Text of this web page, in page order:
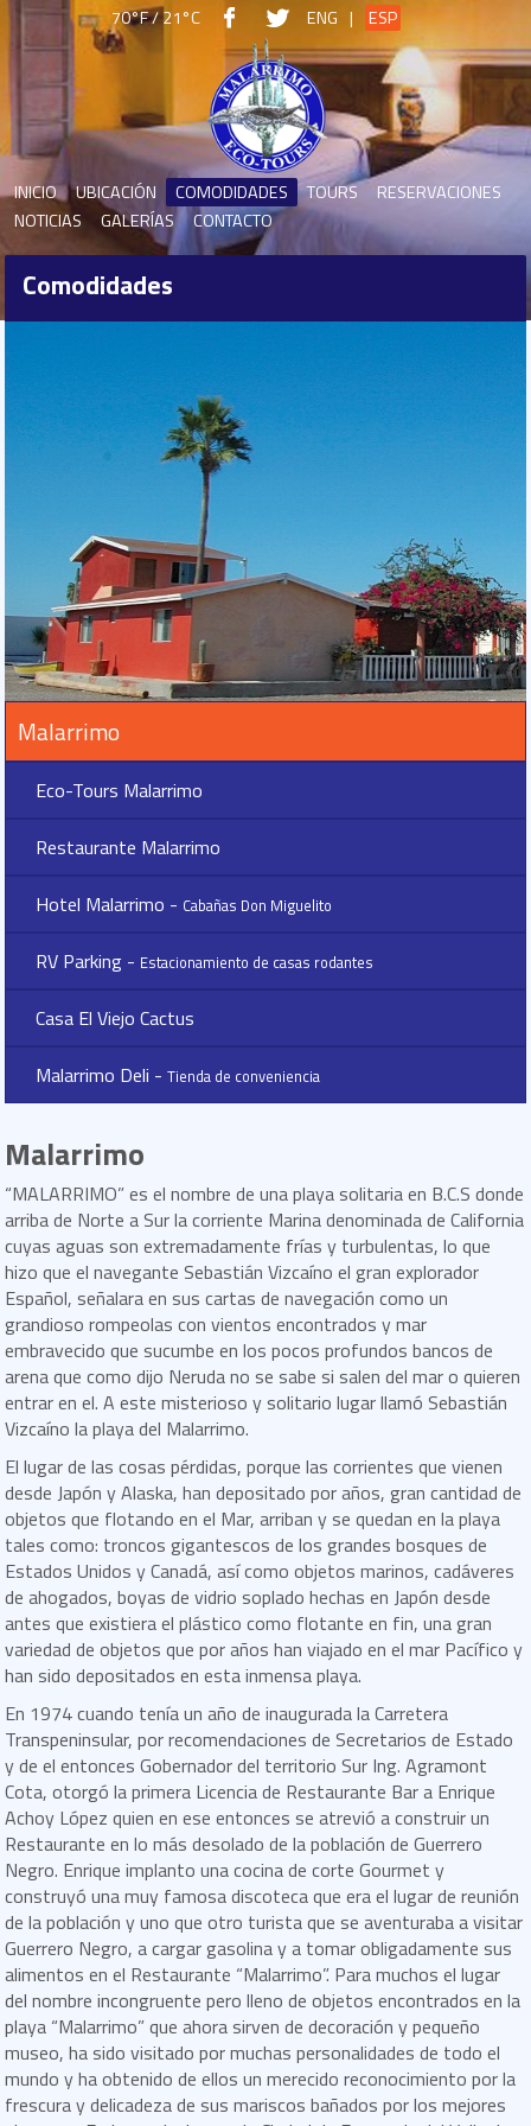
70°F / 21°C ENG | ESP
INICIO UBICACIÓN COMODIDADES TOURS
RESERVACIONES
NOTICIAS
GALERÍAS CONTACTO
Comodidades
Malarrimo
Eco-Tours Malarrimo
Restaurante Malarrimo
Hotel Malarrimo - Cabañas Don Miguelito
RV Parking - Estacionamiento de casas rodantes
Casa El Viejo Cactus
Malarrimo Deli -Tienda de conveniencia
Malarrimo
“MALARRIMO” es el nombre de una playa solitaria en B.C.S donde
arriba de Norte a Sur la corriente Marina denominada de California
cuyas aguas son extremadamente frías y turbulentas, lo que
hizo que el navegante Sebastián Vizcaíno el gran explorador
Español, señalara en sus cartas de navegación como un
grandioso rompeolas con vientos encontrados y mar
embravecido que sucumbe en los pocos profundos bancos de
arena que como dijo Neruda no se sabe si salen del mar o quieren
entrar en el. A este misterioso y solitario lugar llamó Sebastián
Vizcaíno la playa del Malarrimo.
El lugar de las cosas pérdidas, porque las corrientes que vienen
desde Japón y Alaska, han depositado por años, gran cantidad de
objetos que flotando en el Mar, arriban y se quedan en la playa
tales como: troncos gigantescos de los grandes bosques de
Estados Unidos y Canadá, así como objetos marinos, cadáveres
de ahogados, boyas de vidrio soplado hechas en Japón desde
antes que existiera el plástico como flotante en fin, una gran
variedad de objetos que por años han viajado en el mar Pacífico y
han sido depositados en esta inmensa playa.
En 1974 cuando tenía un año de inaugurada la Carretera
Transpeninsular, por recomendaciones de Secretarios de Estado
y de el entonces Gobernador del territorio Sur Ing. Agramont
Cota, otorgó la primera Licencia de Restaurante Bar a Enrique
Achoy López quien en ese entonces se atrevió a construir un
Restaurante en lo más desolado de la población de Guerrero
Negro. Enrique implanto una cocina de corte Gourmet y
construyó una muy famosa discoteca que era el lugar de reunión
de la población y uno que otro turista que se aventuraba a visitar
Guerrero Negro, a cargar gasolina y a tomar obligadamente sus
alimentos en el Restaurante “Malarrimo”. Para muchos el lugar
del nombre incongruente pero lleno de objetos encontrados en la
playa “Malarrimo” que ahora sirven de decoración y pequeño
museo, ha sido visitado por muchas personalidades de todo el
mundo y ha obtenido de ellos un merecido reconocimiento por la
frescura y delicadeza de sus mariscos bañados por los mejores